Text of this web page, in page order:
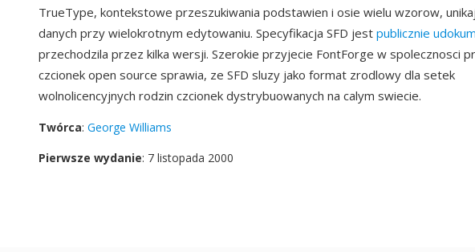
TrueType, kontekstowe przeszukiwania podstawien i osie wielu wzorow,
danych przy wielokrotnym edytowaniu. Specyfikacja SFD jest publicznie
przechodzila przez kilka wersji. Szerokie przyjecie FontForge w spolecznosci
czcionek open source sprawia, ze SFD sluzy jako format zrodlowy dla setek
wolnolicencyjnych rodzin czcionek dystrybuowanych na calym swiecie.
Twórca: George Williams
Pierwsze wydanie: 7 listopada 2000